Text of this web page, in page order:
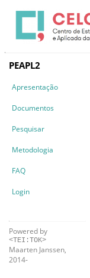
PEAPL2
Apresentação
Documentos
Pesquisar
Metodologia
FAQ
Login
Powered by
<TEI:TOK>
Maarten Janssen,
2014-